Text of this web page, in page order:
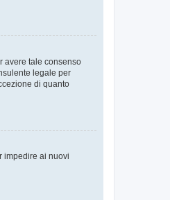
avere tale consenso
legale per
di quanto
impedire ai nuovi